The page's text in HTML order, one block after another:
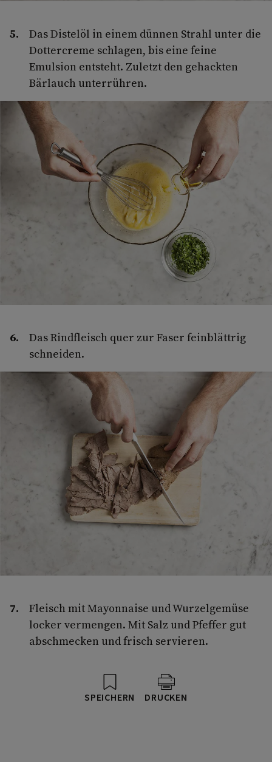
Das Distelöl in einem dünnen Strahl unter die
Dottercreme schlagen, bis eine feine
Emulsion entsteht. Zuletzt den gehackten
Bärlauch unterrühren.
Das Rindfleisch quer zur Faser feinblättrig
schneiden.
Fleisch mit Mayonnaise und Wurzelgemüse
locker vermengen. Mit Salz und Pfeffer gut
abschmecken und frisch servieren.
SPEICHERN DRUCKEN